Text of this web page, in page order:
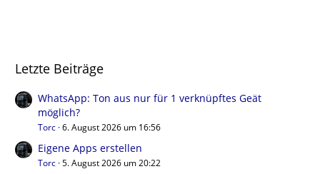
Letzte Beiträge
WhatsApp: Ton aus nur für 1 verknüpftes Geät
möglich?
Torc 6. August 2026 um 16:56
Eigene Apps erstellen
Torc 5. August 2026 um 20:22